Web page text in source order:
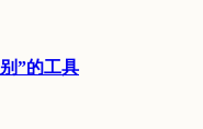
”的工具